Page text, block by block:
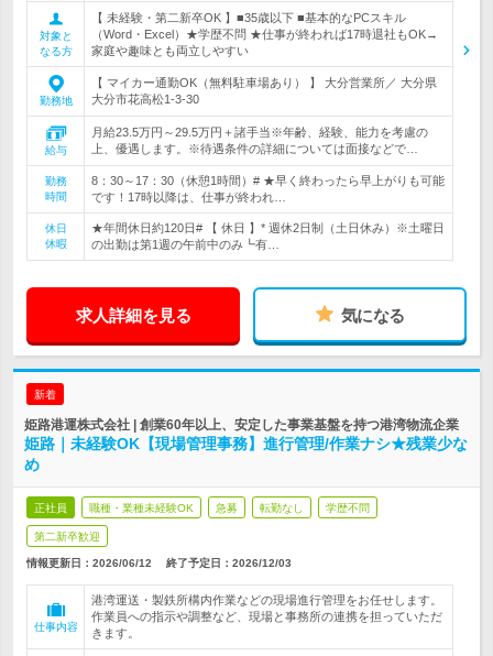
対象と
なる方
【 未経験・第二新卒OK 】■35歳以下 ■基本的なPCスキル
（Word・Excel）★学歴不問 ★仕事が終われば17時退社もOK→
家庭や趣味とも両立しやすい
勤務地
【 マイカー通勤OK（無料駐車場あり） 】 大分営業所／ 大分県
大分市花高松1-3-30
給与
月給23.5万円～29.5万円＋諸手当※年齢、経験、能力を考慮の
上、優遇します。※待遇条件の詳細については面接などで…
勤務
時間
8：30～17：30（休憩1時間）# ★早く終わったら早上がりも可能
です！17時以降は、仕事が終われ…
休日
休暇
★年間休日約120日# 【 休日 】* 週休2日制（土日休み）※土曜日
の出勤は第1週の午前中のみ┗有…
求人詳細を見る 気になる
新着
姫路港運株式会社 | 創業60年以上、安定した事業基盤を持つ港湾物流企業
姫路｜未経験OK【現場管理事務】進行管理/作業ナシ★残業少な
め
正社員 職種・業種未経験OK 急募 転勤なし 学歴不問
第二新卒歓迎
情報更新日：2026/06/12 終了予定日： 2026/12/03
仕事内容
港湾運送・製鉄所構内作業などの現場進行管理をお任せします。
作業員への指示や調整など、現場と事務所の連携を担っていただ
きます。